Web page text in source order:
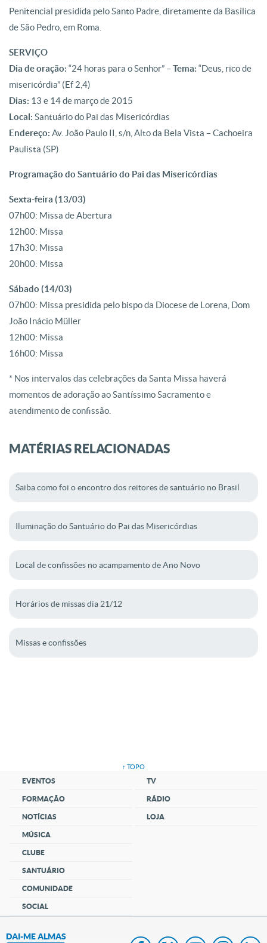
Penitencial presidida pelo Santo Padre, diretamente da Basílica
de São Pedro, em Roma.
SERVIÇO
Dia de oração: “24 horas para o Senhor” –Tema: “Deus, rico de
misericórdia” (Ef 2,4)
Dias: 13 e 14 de março de 2015
Local: Santuário do Pai das Misericórdias
Endereço: Av. João Paulo II, s/n, Alto da Bela Vista – Cachoeira
Paulista (SP)
Programação do Santuário do Pai das Misericórdias
Sexta-feira (13/03)
07h00: Missa de Abertura
12h00: Missa
17h30: Missa
20h00: Missa
Sábado (14/03)
07h00: Missa presidida pelo bispo da Diocese de Lorena, Dom
João Inácio Müller
12h00: Missa
16h00: Missa
* Nos intervalos das celebrações da Santa Missa haverá
momentos de adoração ao Santíssimo Sacramento e
atendimento de confissão.
MATÉRIAS RELACIONADAS
Saiba como foi o encontro dos reitores de santuário no Brasil
Iluminação do Santuário do Pai das Misericórdias
Local de confissões no acampamento de Ano Novo
Horários de missas dia 21/12
Missas e confissões
↑ TOPO
EVENTOS
FORMAÇÃO
NOTÍCIAS
MÚSICA
CLUBE
SANTUÁRIO
COMUNIDADE
SOCIAL
TV
RÁDIO
LOJA
DAI-ME ALMAS